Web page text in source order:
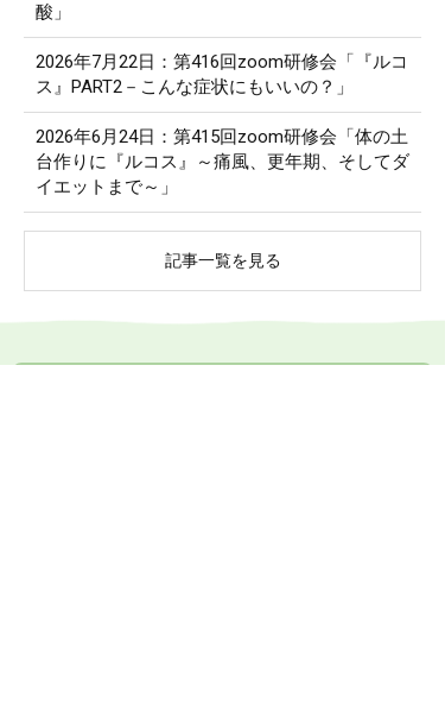
酸」
2026年7月22日：第416回zoom研修会「『ルコ
ス』PART2－こんな症状にもいいの？」
2026年6月24日：第415回zoom研修会「体の土
台作りに『ルコス』～痛風、更年期、そしてダ
イエットまで～」
記事一覧を見る